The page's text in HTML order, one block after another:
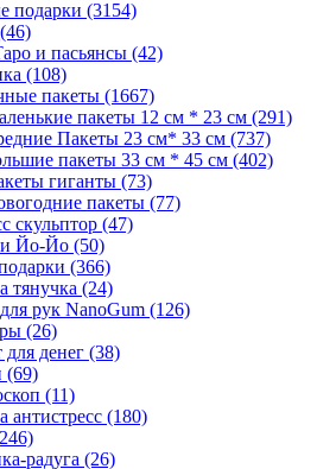
подарки (3154)
(46)
и пасьянсы (42)
(108)
пакеты (1667)
пакеты 12 см * 23 см (291)
Пакеты 23 см* 33 см (737)
пакеты 33 см * 45 см (402)
гиганты (73)
пакеты (77)
скульптор (47)
Йо-Йо (50)
(366)
тянучка (24)
рук NanoGum (126)
(26)
для денег (38)
(69)
(11)
антистресс (180)
радуга (26)